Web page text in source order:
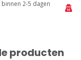
2-5 dagen
producten